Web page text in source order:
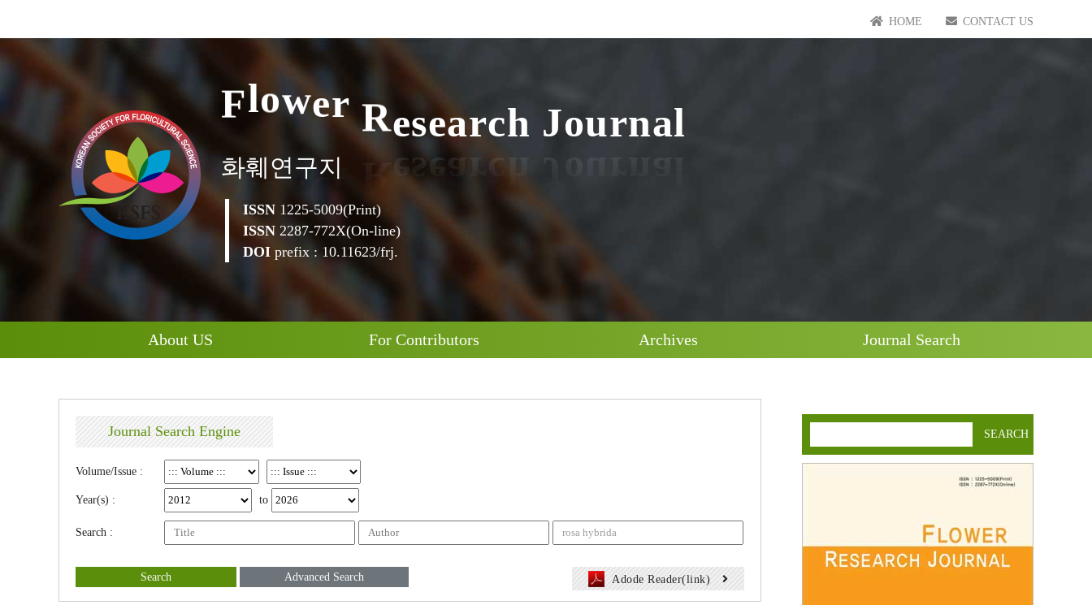
HOME CONTACT US
Flower Resear h J ournal
화훼연구지
ISSN 1225-5009(Print)
ISSN 2287-772X(On-line)
DOI prefix : 10.11623/frj.
About US For Contributors Archives Journal Search
Journal Search Engine
Volume/Issue :
Year(s) : to
Search :
Search Advanced Search Adode Reader(link)
SEARCH